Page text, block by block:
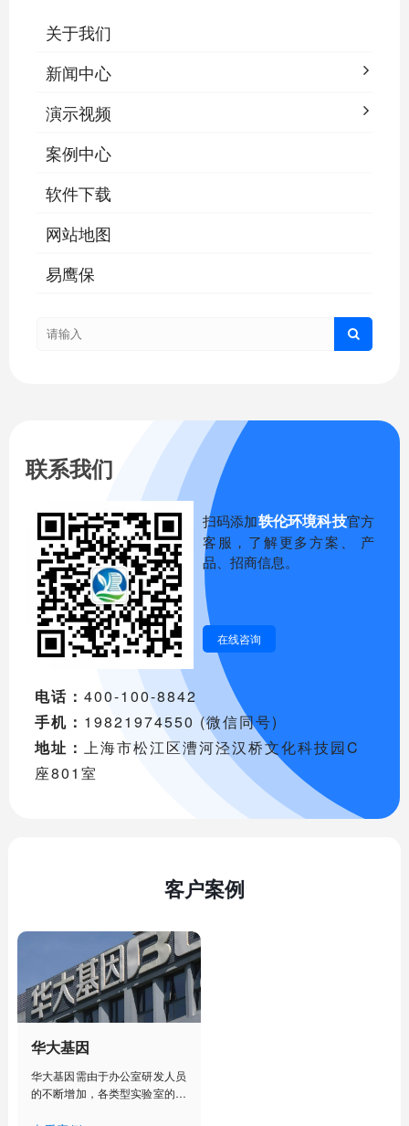
关于我们
新闻中心
演示视频
案例中心
软件下载
网站地图
易鹰保
联系我们
扫码添加轶伦环境科技官方
客服，了解更多方案、 产
品、招商信息。
在线咨询
电话： 400-100-8842
手机： 19821974550 (微信同号)
地址： 上海市松江区漕河泾汉桥文化科技园C
座801室
客户案例
华大基因
华大基因需由于办公室研发人员
的不断增加，各类型实验室的建